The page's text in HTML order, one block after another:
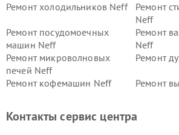
Ремонт холодильников Neff
Ремонт
Neff
Ремонт посудомоечных
машин Neff
Ремонт
Neff
Ремонт микроволновых
печей Neff
Ремонт
Ремонт кофемашин Neff Ремонт
Контакты сервис центра